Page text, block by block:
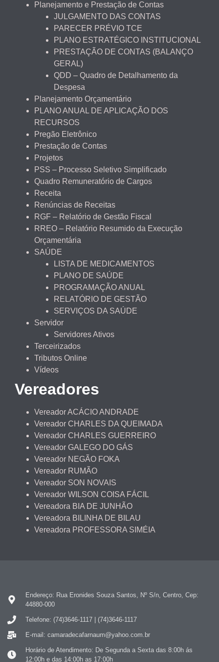
Planejamento e Prestação de Contas
JULGAMENTO DAS CONTAS
PARECER PRÉVIO TCE
PLANO ESTRATÉGICO INSTITUCIONAL
PRESTAÇÃO DE CONTAS (BALANÇO
GERAL)
QDD – Quadro de Detalhamento da
Despesa
Planejamento Orçamentário
PLANO ANUAL DE APLICAÇÃO DOS
RECURSOS
Pregão Eletrônico
Prestação de Contas
Projetos
PSS – Processo Seletivo Simplificado
Quadro Remuneratório de Cargos
Receita
Renúncias de Receitas
RGF – Relatório de Gestão Fiscal
RREO – Relatório Resumido da Execução
Orçamentária
SAÚDE
LISTA DE MEDICAMENTOS
PLANO DE SAÚDE
PROGRAMAÇÃO ANUAL
RELATÓRIO DE GESTÃO
SERVIÇOS DA SAÚDE
Servidor
Servidores Ativos
Terceirizados
Tributos Online
Vídeos
Vereadores
Vereador ACÁCIO ANDRADE
Vereador CHARLES DA QUEIMADA
Vereador CHARLES GUERREIRO
Vereador GALEGO DO GÁS
Vereador NEGÃO FOKA
Vereador RUMÃO
Vereador SON NOVAIS
Vereador WILSON COISA FÁCIL
Vereadora BIA DE JUNHÃO
Vereadora BILINHA DE BILAU
Vereadora PROFESSORA SIMÉIA
Endereço: Rua Eronides Souza Santos, Nº S/n, Centro, Cep:
44880-000
Telefone: (74)3646-1117 | (74)3646-1117
E-mail: camaradecafarnaum@yahoo.com.br
Horário de Atendimento: De Segunda a Sexta das 8:00h ás
12:00h e das 14:00h as 17:00h